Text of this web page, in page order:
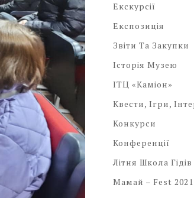
Екскурсії
Експозиція
Звіти Та Закупки
Історія Музею
ІТЦ «Каміон»
Квести, Ігри,
Конкурси
Конференції
Літня Школа Гідів
Мамай – Fest 2021